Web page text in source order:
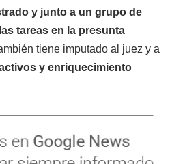
y junto a un grupo de
tareas en la presunta
tiene imputado al juez y a
y enriquecimiento